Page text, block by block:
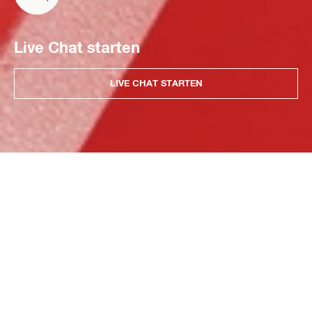
Live Chat starten
LIVE CHAT STARTEN